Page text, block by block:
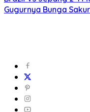
Gugurnya Bunga